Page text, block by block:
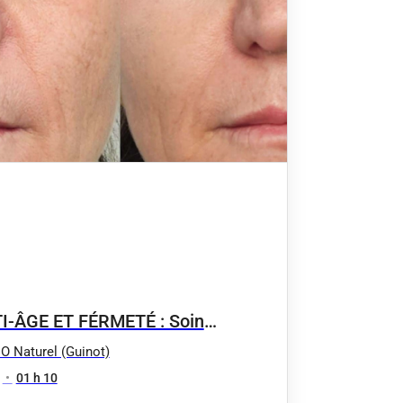
ÂGE ET FÉRMETÉ : Soin
revitalisant "AGE LOGIC"
jeunesse
Naturel (Guinot)
• 01 h 10